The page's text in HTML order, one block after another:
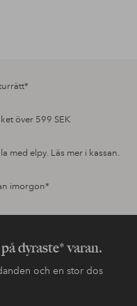
över 599 SEK
med elpy. Läs mer i kassan.
imorgon*
dyraste* varan.
och en stor dos